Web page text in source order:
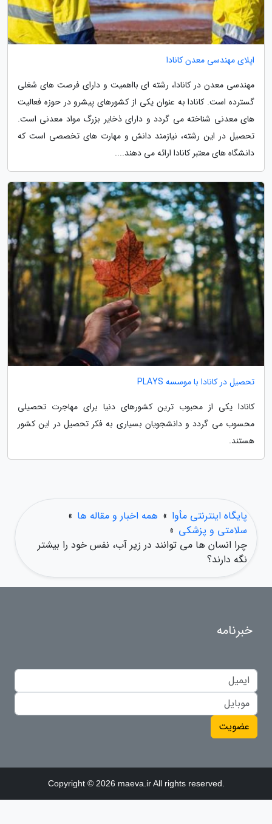
اپلای مهندسی معدن کانادا
مهندسی معدن در کانادا، رشته ای بااهمیت و دارای فرصت های شغلی
گسترده است. کانادا به عنوان یکی از کشورهای پیشرو در حوزه فعالیت
های معدنی شناخته می گردد و دارای ذخایر بزرگ مواد معدنی است.
تحصیل در این رشته، نیازمند دانش و مهارت های تخصصی است که
دانشگاه های معتبر کانادا ارائه می دهند....
تحصیل در کانادا با موسسه PLAYS
کانادا یکی از محبوب ترین کشورهای دنیا برای مهاجرت تحصیلی
محسوب می گردد و دانشجویان بسیاری به فکر تحصیل در این کشور
هستند.
پایگاه اینترنتی مأوا » همه اخبار و مقاله ها »
سلامتی و پزشکی »
چرا انسان ها می توانند در زیر آب، نفس خود را بیشتر
نگه دارند؟
خبرنامه
عضویت
Copyright © 2026 maeva.ir All rights reserved.